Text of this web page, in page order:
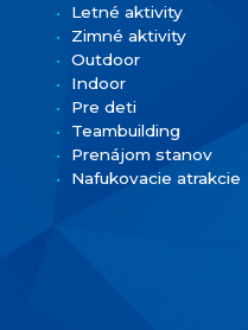
Letné aktivity
Zimné aktivity
Outdoor
Indoor
Pre deti
Teambuilding
Prenájom stanov
Nafukovacie atrakcie